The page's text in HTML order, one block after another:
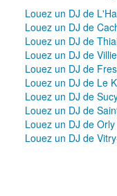
Louez un DJ de
Louez un DJ de
Louez un DJ de
Louez un DJ de
Louez un DJ de
Louez un DJ de Le
Louez un DJ de
Louez un DJ de
Louez un DJ de Orly
Louez un DJ de